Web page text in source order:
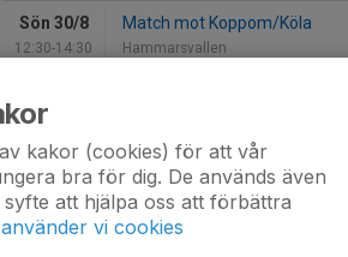
Sön 30/8
12:30-14:30
Match mot Koppom/Köla
Hammarsvallen
17:30-19:00
Hela kalendern
kakor (cookies) för att vår
bra för dig. De används även
att hjälpa oss att förbättra
vi cookies